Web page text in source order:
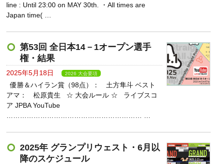
line : Until 23:00 on MAY 30th. ・All times are
Japan time( …
第53回 全日本14－1オープン選手
権・結果
2025年5月18日 2026 大会要項
優勝＆ハイラン賞（98点）： 土方隼斗 ベスト
アマ： 松原貴生 ☆ 大会ルール ☆ ライブスコ
ア JPBA YouTube
2025年 グランプリウェスト・6月以
降のスケジュール